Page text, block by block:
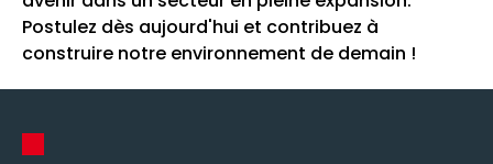
Postulez dès aujourd'hui et contribuez à
construire notre environnement de demain !